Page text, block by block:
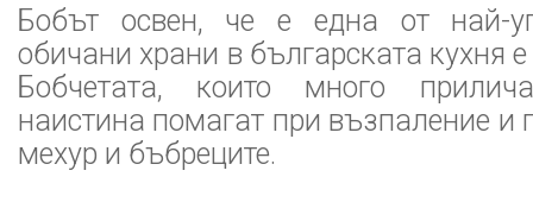
Бобът освен, че е една от най-
обичани храни в българската кухня
Бобчетата, които много
наистина помагат при възпаление и
мехур и бъбреците.